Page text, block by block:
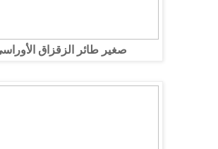
صغير طائر الزقزاق